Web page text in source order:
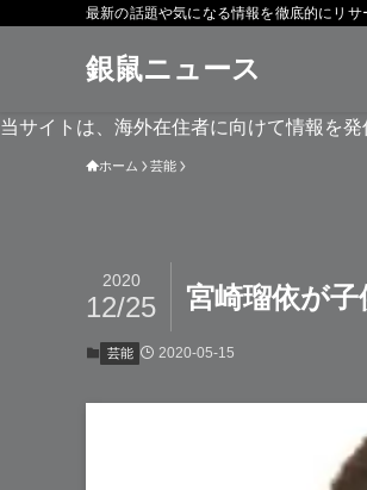
最新の話題や気になる情報を徹底的にリサ
銀鼠ニュース
当サイトは、海外在住者に向けて情報を発
ホーム 芸能
宮崎瑠依が
2020
12/25
芸能 2020-05-15